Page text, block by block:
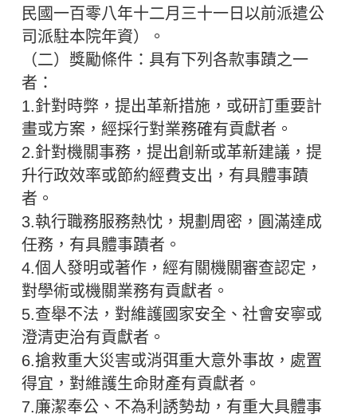
民國一百零八年十二月三十一日以前派遣公
司派駐本院年資）。
（二）獎勵條件：具有下列各款事蹟之一
者：
1.針對時弊，提出革新措施，或研訂重要計
畫或方案，經採行對業務確有貢獻者。
2.針對機關事務，提出創新或革新建議，提
升行政效率或節約經費支出，有具體事蹟
者。
3.執行職務服務熱忱，規劃周密，圓滿達成
任務，有具體事蹟者。
4.個人發明或著作，經有關機關審查認定，
對學術或機關業務有貢獻者。
5.查舉不法，對維護國家安全、社會安寧或
澄清吏治有貢獻者。
6.搶救重大災害或消弭重大意外事故，處置
得宜，對維護生命財產有貢獻者。
7.廉潔奉公、不為利誘勢劫，有重大具體事